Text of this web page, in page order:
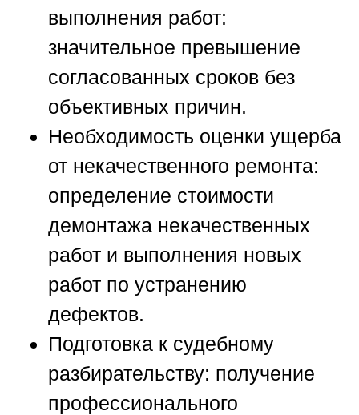
выполнения работ:
значительное превышение
согласованных сроков без
объективных причин.
Необходимость оценки ущерба
от некачественного ремонта:
определение стоимости
демонтажа некачественных
работ и выполнения новых
работ по устранению
дефектов.
Подготовка к судебному
разбирательству: получение
профессионального